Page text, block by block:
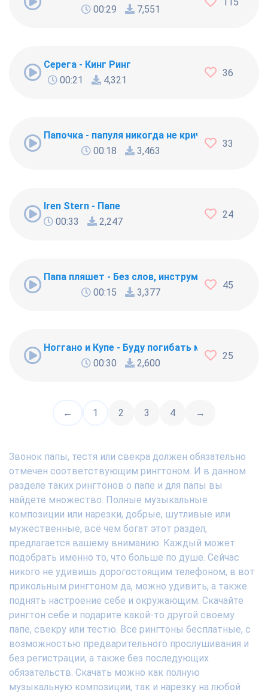
00:29
7,551
Серега - Кинг Ринг
00:21
4,321
36
Папочка - папуля никогда не кричит
00:18
3,463
33
Iren Stern - Папе
00:33
2,247
24
Папа пляшет - Без слов, инструментальная
00:15
3,377
45
Ноггано и Купе - Буду погибать молодым
00:30
2,600
25
← 1 2 3 4 →
Звонок папы, тестя или свекра должен обязательно
отмечен соответствующим рингтоном. И в данном
разделе таких рингтонов о папе и для папы вы
найдете множество. Полные музыкальные
композиции или нарезки, добрые, шутливые или
мужественные, всё чем богат этот раздел,
предлагается вашему вниманию. Каждый может
подобрать именно то, что больше по душе. Сейчас
никого не удивишь дорогостоящим телефоном, в вот
прикольным рингтоном да, можно удивить, а также
поднять настроение себе и окружающим. Скачайте
рингтон себе и подарите какой-то другой своему
папе, свекру или тестю. Все рингтоны бесплатные, с
возможностью предварительного прослушивания и
без регистрации, а также без последующих
обязательств. Скачать можно как полную
музыкальную композиции, так и нарезку на любой